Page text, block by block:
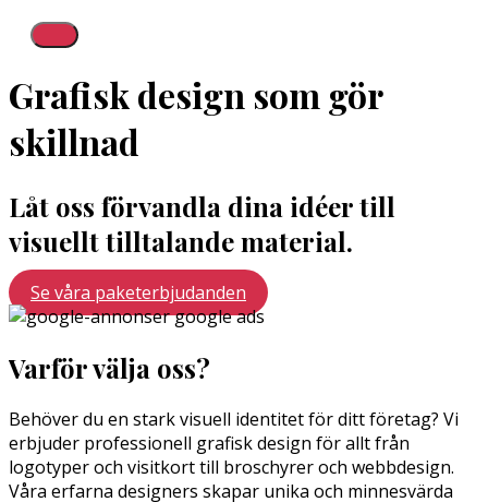
Grafisk design som gör
skillnad
Låt oss förvandla dina idéer till
visuellt tilltalande material.
Se våra paketerbjudanden
Varför välja oss?
Behöver du en stark visuell identitet för ditt företag? Vi
erbjuder professionell grafisk design för allt från
logotyper och visitkort till broschyrer och webbdesign.
Våra erfarna designers skapar unika och minnesvärda